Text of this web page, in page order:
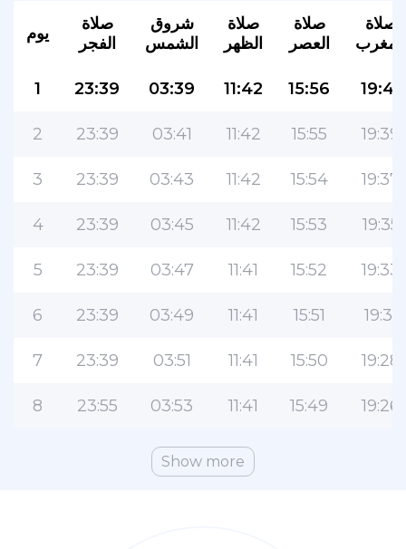
يوم
صلاة
الفجر
شروق
الشمس
صلاة
الظهر
صلاة
العصر
صلاة
المغرب
1 23:39 03:39 11:42 15:56 19:41
2 23:39 03:41 11:42 15:55 19:39
3 23:39 03:43 11:42 15:54 19:37
4 23:39 03:45 11:42 15:53 19:35
5 23:39 03:47 11:41 15:52 19:33
6 23:39 03:49 11:41 15:51 19:31
7 23:39 03:51 11:41 15:50 19:28
8 23:55 03:53 11:41 15:49 19:26
Show more